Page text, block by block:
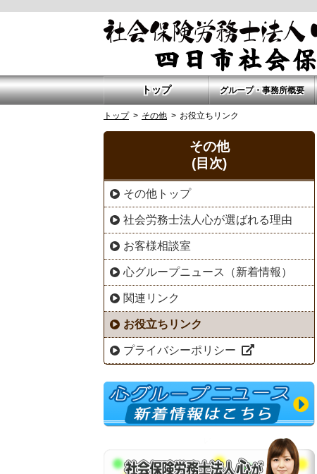
トップ グループ・事務所概要
トップ その他 お役立ちリンク
その他
(目次)
その他トップ
社会労務士法人心が選ばれる理由
お客様相談室
心グループニュース（新着情報）
関連リンク
お役立ちリンク
プライバシーポリシー